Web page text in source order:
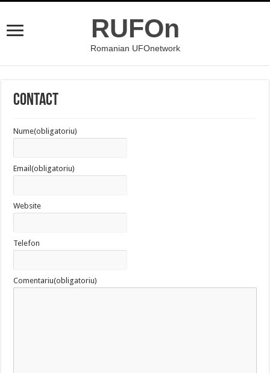
RUFOn
Romanian UFOnetwork
Contact
Nume(obligatoriu)
Email(obligatoriu)
Website
Telefon
Comentariu(obligatoriu)